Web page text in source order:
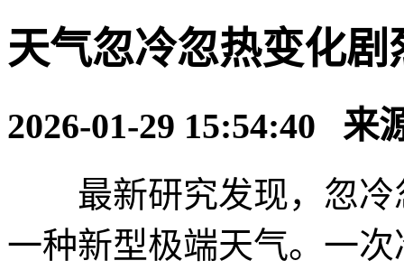
天气忽冷忽热变化
2026-01-29 15:54:40 来
最新研究发现，忽冷
一种新型极端天气。一